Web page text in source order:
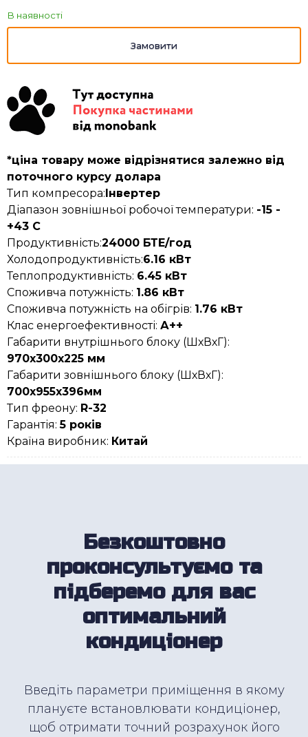
*ціна товару може відрізнятися залежно від
поточного курсу долара
Тип компресора: Інвертер
Діапазон зовнішньої робочої температури: -15 -
+43 С
Продуктивність:24000 БТЕ/год
Холодопродуктивність:6.16 кВт
Теплопродуктивність: 6.45 кВт
Споживча потужність: 1.86 кВт
Споживча потужність на обігрів: 1.76 кВт
Клас енергоефективності: А++
Габарити внутрішнього блоку (ШхВхГ):
970х300х225 мм
Габарити зовнішнього блоку (ШхВхГ):
700х955х396мм
Тип фреону: R-32
Гарантія:5 років
Країна виробник: Китай
Безкоштовно
проконсультуємо та
підберемо для вас
оптимальний
кондиціонер
Введіть параметри приміщення в якому
плануєте встановлювати кондиціонер,
щоб отримати точний розрахунок його